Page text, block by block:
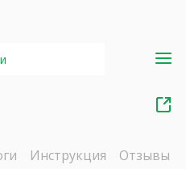
Инструкция Отзывы